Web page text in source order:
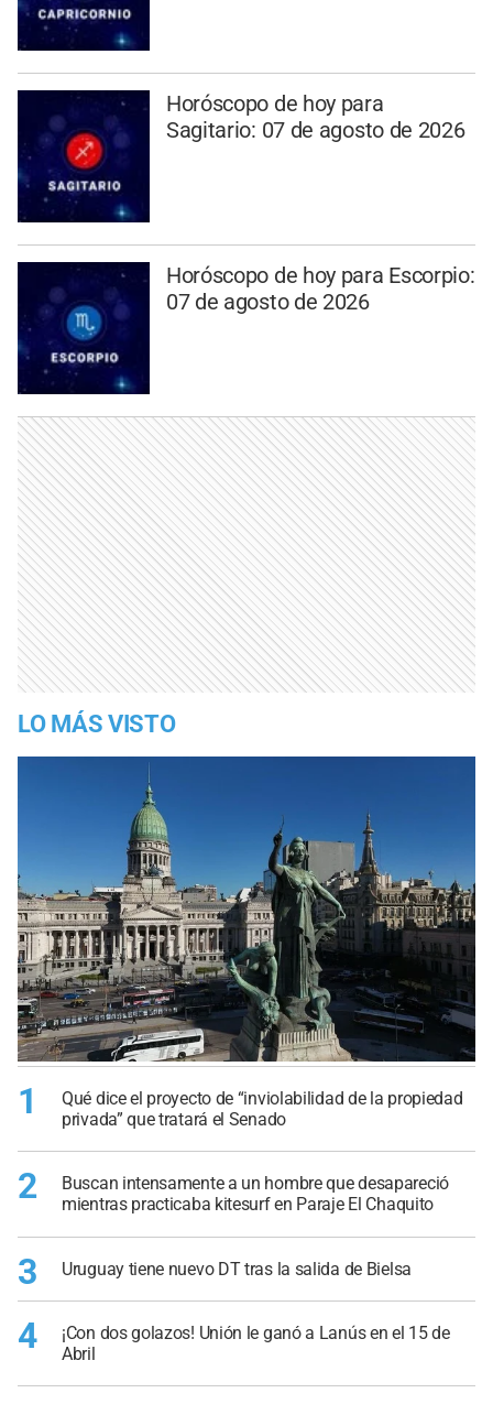
Horóscopo de hoy para
Sagitario: 07 de agosto de 2026
Horóscopo de hoy para Escorpio:
07 de agosto de 2026
LO MÁS VISTO
1
Qué dice el proyecto de “inviolabilidad de la propiedad
privada” que tratará el Senado
2
Buscan intensamente a un hombre que desapareció
mientras practicaba kitesurf en Paraje El Chaquito
3 Uruguay tiene nuevo DT tras la salida de Bielsa
4
¡Con dos golazos! Unión le ganó a Lanús en el 15 de
Abril